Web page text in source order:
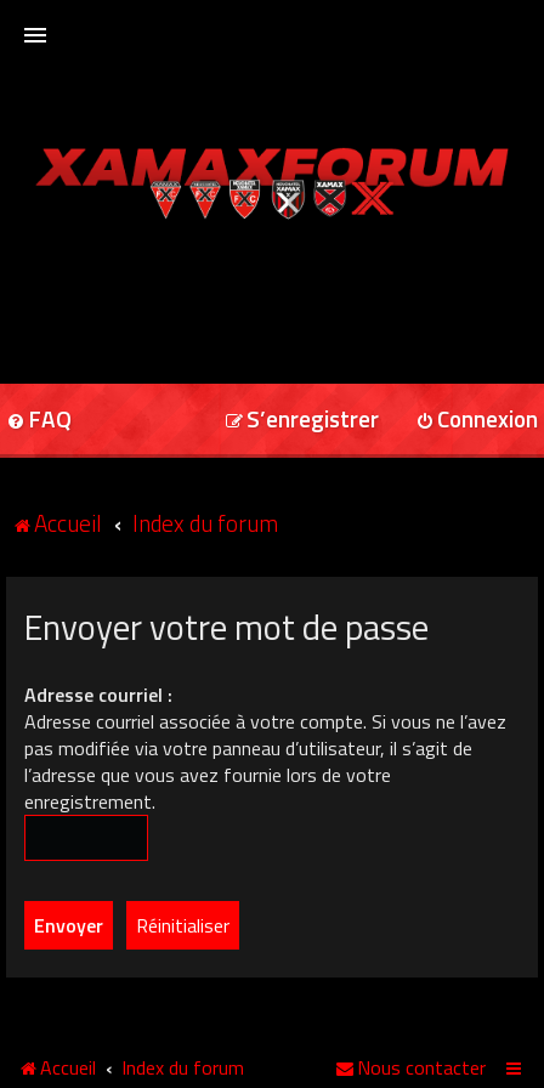
XAMAXFORUM
FAQ Connexion
S’enregistrer
Accueil Index du forum
Envoyer votre mot de passe
Adresse courriel :
Adresse courriel associée à votre compte. Si vous ne l’avez
pas modifiée via votre panneau d’utilisateur, il s’agit de
l’adresse que vous avez fournie lors de votre
enregistrement.
Accueil Index du forum Nous contacter